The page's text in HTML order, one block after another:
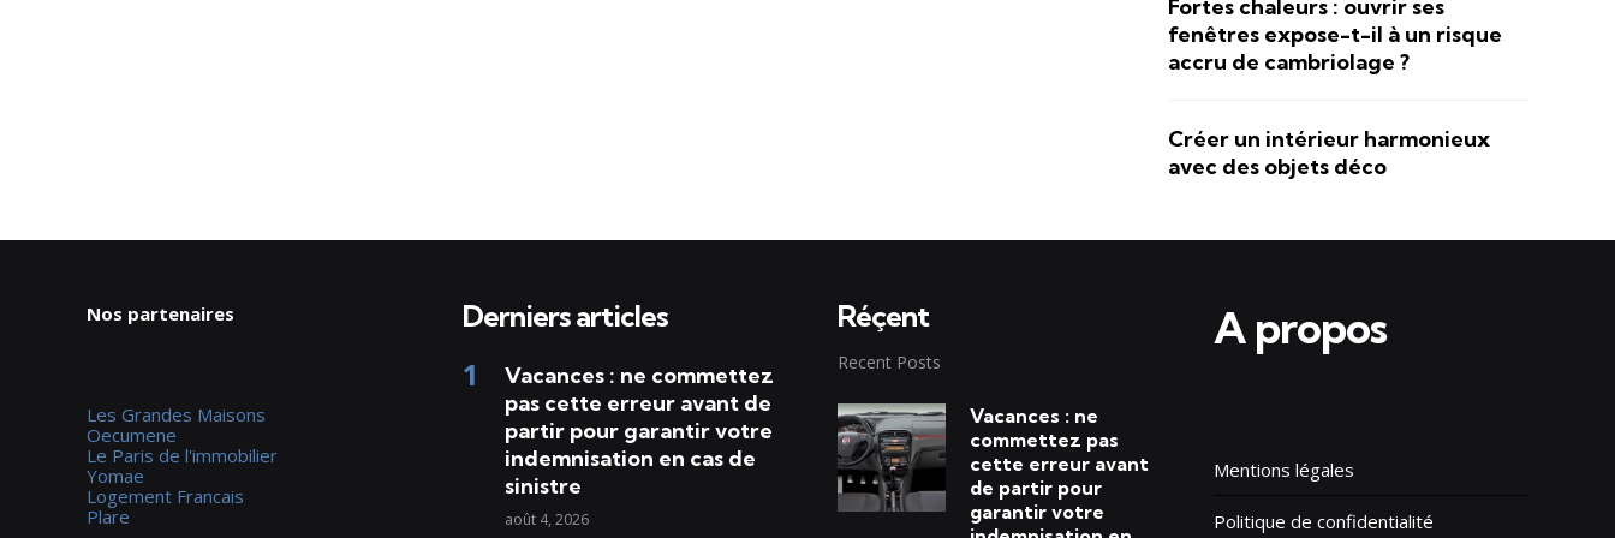
Fortes chaleurs : ouvrir ses
fenêtres expose-t-il à un risque
accru de cambriolage ?
Créer un intérieur harmonieux
avec des objets déco
Nos partenaires
Les Grandes Maisons
Oecumene
Le Paris de l'immobilier
Yomae
Logement Francais
Plare
Derniers articles
Vacances : ne commettez
pas cette erreur avant de
partir pour garantir votre
indemnisation en cas de
sinistre
août 4, 2026
Réçent
Recent Posts
Vacances : ne
commettez pas
cette erreur avant
de partir pour
garantir votre
A propos
Mentions légales
Politique de confidentialité